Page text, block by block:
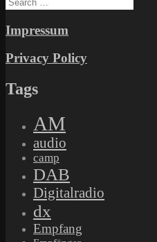
for:
Impressum
Privacy Policy
Tags
AM
audio
camp
DAB
Digitalradio
dx
Empfang